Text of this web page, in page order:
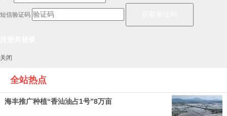
短信验证码
关闭
全站热点
海丰推广种植“香汕油占1号”8万亩